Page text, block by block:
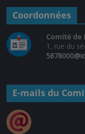
Coordonnées
Comité de
1, rue du
E-mails du